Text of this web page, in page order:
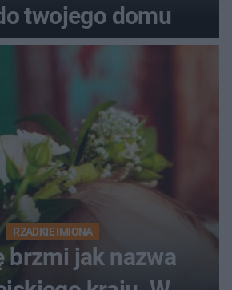
twojego domu
RZADKIE IMIONA
brzmi jak nazwa